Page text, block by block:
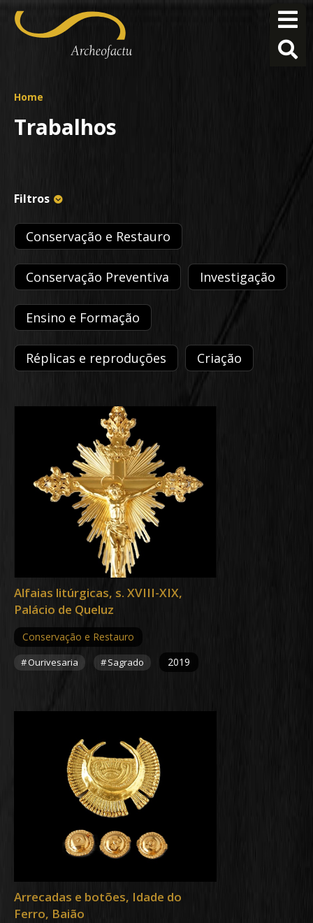
Home
Trabalhos
Conservação e Restauro
Conservação Preventiva Investigação
Ensino e Formação
Réplicas e reproduções Criação
Alfaias litúrgicas, s. XVIII-XIX,
Palácio de Queluz
Conservação e Restauro
Ourivesaria Sagrado 2019
Arrecadas e botões, Idade do
Ferro, Baião
Filtros